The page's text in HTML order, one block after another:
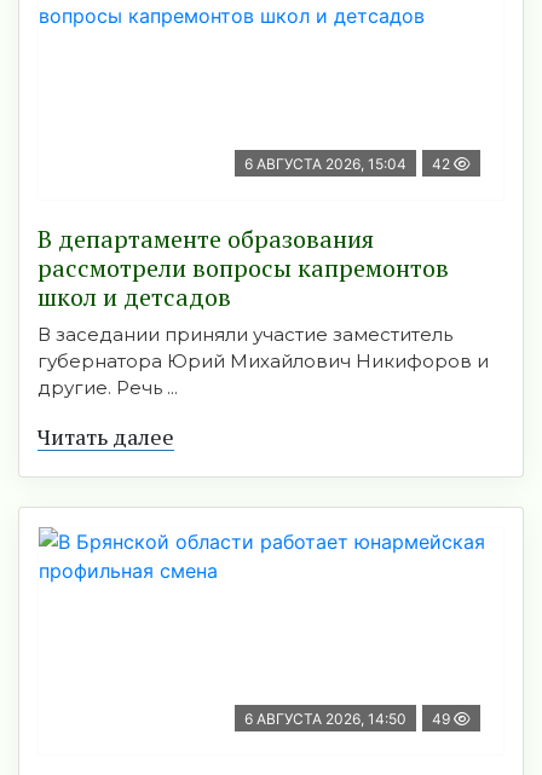
6 АВГУСТА 2026, 15:04 42
В департаменте образования
рассмотрели вопросы капремонтов
школ и детсадов
В заседании приняли участие заместитель
губернатора Юрий Михайлович Никифоров и
другие. Речь ...
Читать далее
6 АВГУСТА 2026, 14:50 49